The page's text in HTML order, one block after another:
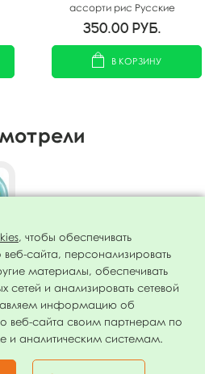
ассорти рис Русские
Народные женские 25шт
350.00 руб.
В КОРЗИНУ
, чтобы обеспечивать
сайта, персонализировать
материалы, обеспечивать
сетей и анализировать сетевой
информацию об
веб-сайта своим партнерам по
и аналитическим системам.